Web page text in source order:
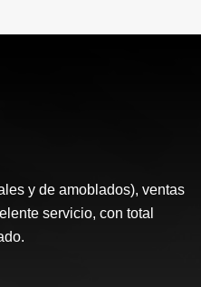
y de amoblados), ventas
servicio, con total